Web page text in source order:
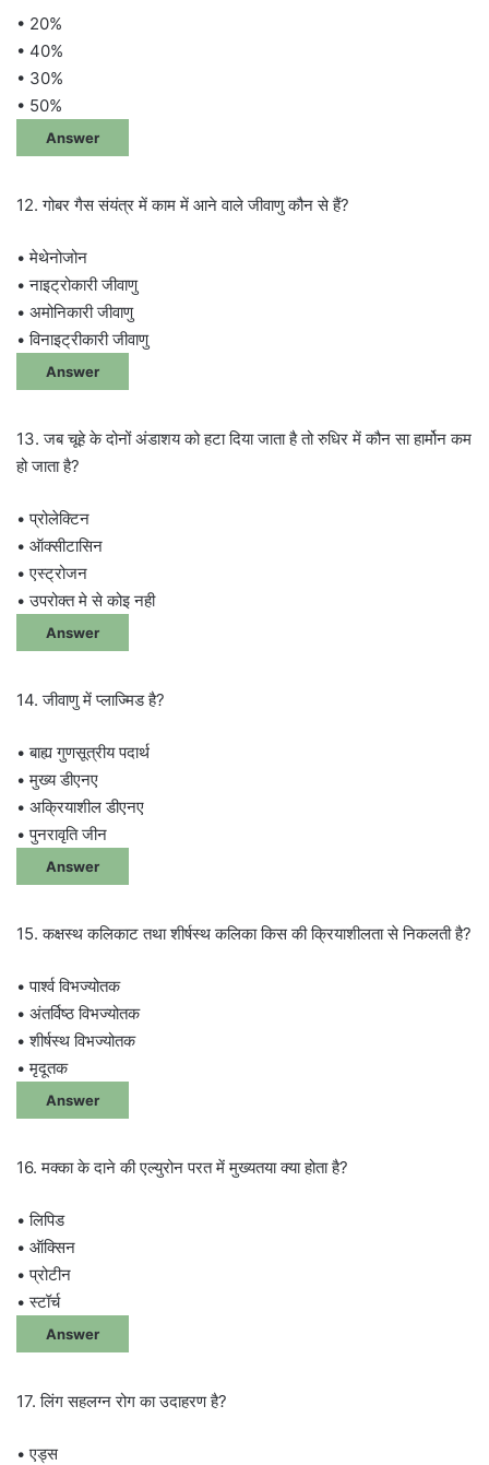
• 20%
• 40%
• 30%
• 50%
Answer
12. गोबर गैस संयंत्र में काम में आने वाले जीवाणु कौन से हैं?
• मेथेनोजोन
• नाइट्रोकारी जीवाणु
• अमोनिकारी जीवाणु
• विनाइट्रीकारी जीवाणु
Answer
13. जब चूहे के दोनों अंडाशय को हटा दिया जाता है तो रुधिर में कौन सा हार्मोन कम
हो जाता है?
• प्रोलेक्टिन
• ऑक्सीटासिन
• एस्ट्रोजन
• उपरोक्त मे से कोइ नही
Answer
14. जीवाणु में प्लाज्मिड है?
• बाह्य गुणसूत्रीय पदार्थ
• मुख्य डीएनए
• अक्रियाशील डीएनए
• पुनरावृति जीन
Answer
15. कक्षस्थ कलिकाट तथा शीर्षस्थ कलिका किस की क्रियाशीलता से निकलती है?
• पार्श्व विभज्योतक
• अंतर्विष्ठ विभज्योतक
• शीर्षस्थ विभज्योतक
• मृदूतक
Answer
16. मक्का के दाने की एल्युरोन परत में मुख्यतया क्या होता है?
• लिपिड
• ऑक्सिन
• प्रोटीन
• स्टॉर्च
Answer
17. लिंग सहलग्न रोग का उदाहरण है?
• एड्स